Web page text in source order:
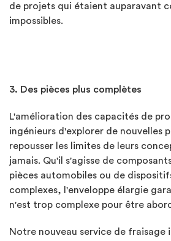
de projets qui étaient auparavant
impossibles.
3. Des pièces plus complètes
L'amélioration des capacités de
ingénieurs d'explorer de nouvelles
repousser les limites de leurs
jamais. Qu'il s'agisse de
pièces automobiles ou de
complexes, l'enveloppe élargie
n'est trop complexe pour être
Notre nouveau service de fraisage